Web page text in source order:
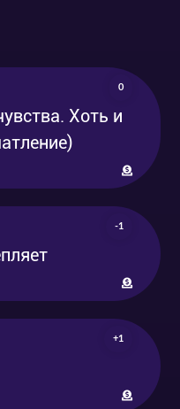
0
Хоть и
-1
+1